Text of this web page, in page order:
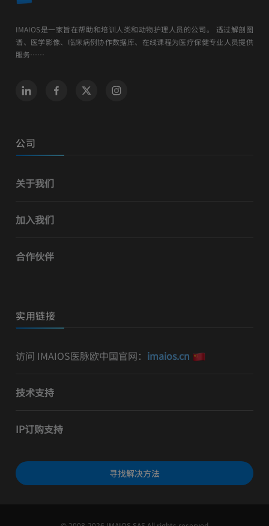
IMAIOS是一家旨在帮助和培训人类和动物护理人员的公司。 透过解剖图
谱、医学影像、临床病例协作数据库、在线课程为医疗保健专业人员提供
服务……
公司
关于我们
加入我们
合作伙伴
实用链接
访问 IMAIOS医脉欧中国官网： imaios.cn
技术支持
IP订购支持
寻找解决方法